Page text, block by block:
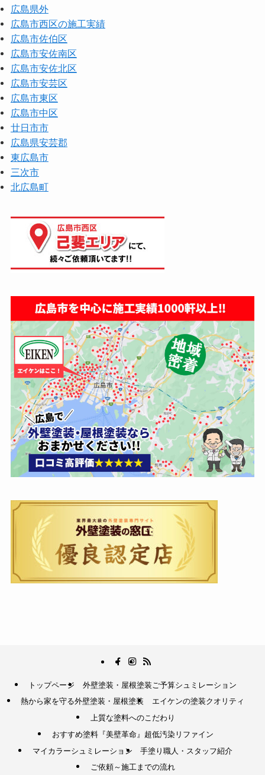
広島県外
広島市西区の施工実績
広島市佐伯区
広島市安佐南区
広島市安佐北区
広島市安芸区
広島市東区
広島市中区
廿日市市
広島県安芸郡
東広島市
三次市
北広島町
トップページ
外壁塗装・屋根塗装ご予算シュミレーション
熱から家を守る外壁塗装・屋根塗装
エイケンの塗装クオリティ
上質な塗料へのこだわり
おすすめ塗料『美壁革命』超低汚染リファイン
マイカラーシュミレーション
手塗り職人・スタッフ紹介
ご依頼～施工までの流れ